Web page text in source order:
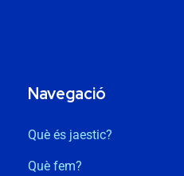
Navegació
Què és jaestic?
Què fem?